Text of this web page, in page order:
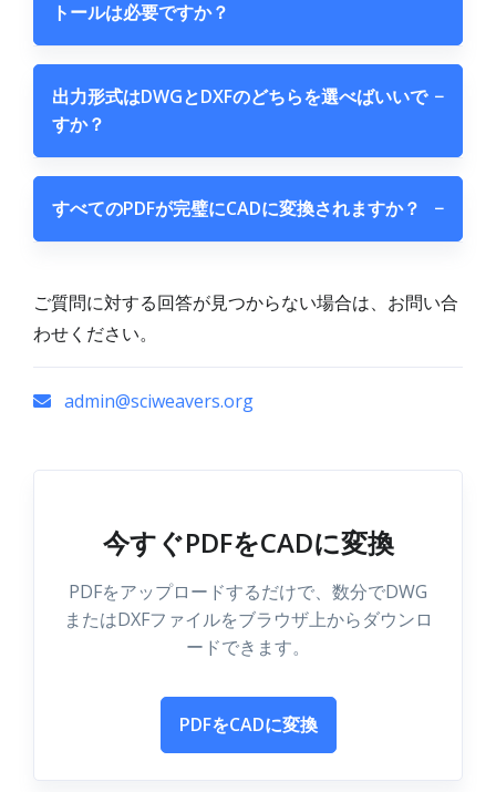
トールは必要ですか？
出力形式はDWGとDXFのどちらを選べばいいで
すか？
−
すべてのPDFが完璧にCADに変換されますか？ −
ご質問に対する回答が見つからない場合は、お問い合
わせください。
admin@sciweavers.org
今すぐPDFをCADに変換
PDFをアップロードするだけで、数分でDWG
またはDXFファイルをブラウザ上からダウンロ
ードできます。
PDFをCADに変換